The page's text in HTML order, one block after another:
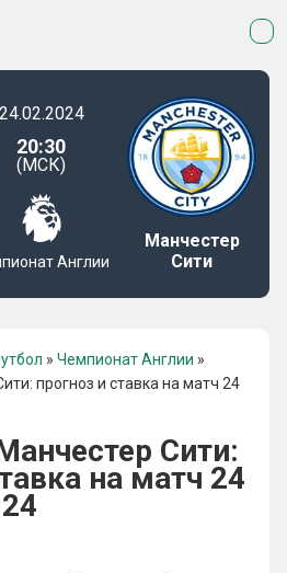
24.02.2024
20:30
(МСК)
Англии
Манчестер
Сити
» Чемпионат Англии »
прогноз и ставка на матч 24
Сити:
на матч 24